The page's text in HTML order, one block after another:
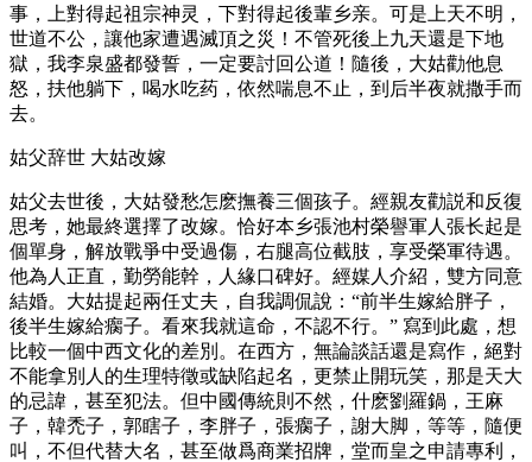
事，上對得起祖宗神灵，下對得起後輩乡亲。可是上天不明，
世道不公，讓他家遭遇滅頂之災！不管死後上九天還是下地
獄，我李泉盛都發誓，一定要討回公道！隨後，大姑勸他息
怒，扶他躺下，喝水吃药，依然喘息不止，到后半夜就撒手而
去。
姑父辞世 大姑改嫁
姑父去世後，大姑發愁怎麽撫養三個孩子。經親友勸説和反復
思考，她最終選擇了改嫁。恰好本乡張池村榮譽軍人張长起是
個單身，解放戰爭中受過傷，右腿高位截肢，享受榮軍待遇。
他為人正直，勤勞能幹，人緣口碑好。經媒人介紹，雙方同意
結婚。大姑提起兩任丈夫，自我調侃說：“前半生嫁給胖子，
後半生嫁給瘸子。看來我就這命，不認不行。” 寫到此處，想
比較一個中西文化的差別。在西方，無論談話還是寫作，絕對
不能拿別人的生理特徵或缺陷起名，更禁止開玩笑，那是天大
的忌諱，甚至犯法。但中國傳統則不然，什麽劉羅鍋，王麻
子，韓禿子，郭瞎子，李胖子，張瘸子，謝大脚，等等，隨便
叫，不但代替大名，甚至做爲商業招牌，堂而皇之申請專利，